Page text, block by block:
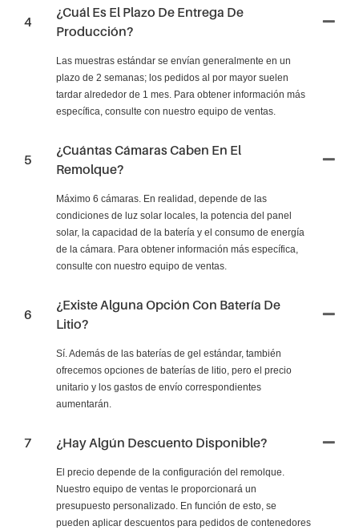
4
¿Cuál Es El Plazo De Entrega De
Producción?
Las muestras estándar se envían generalmente en un
plazo de 2 semanas; los pedidos al por mayor suelen
tardar alrededor de 1 mes. Para obtener información más
específica, consulte con nuestro equipo de ventas.
5
¿Cuántas Cámaras Caben En El
Remolque?
Máximo 6 cámaras. En realidad, depende de las
condiciones de luz solar locales, la potencia del panel
solar, la capacidad de la batería y el consumo de energía
de la cámara. Para obtener información más específica,
consulte con nuestro equipo de ventas.
6
¿Existe Alguna Opción Con Batería De
Litio?
Sí. Además de las baterías de gel estándar, también
ofrecemos opciones de baterías de litio, pero el precio
unitario y los gastos de envío correspondientes
aumentarán.
7 ¿Hay Algún Descuento Disponible?
El precio depende de la configuración del remolque.
Nuestro equipo de ventas le proporcionará un
presupuesto personalizado. En función de esto, se
pueden aplicar descuentos para pedidos de contenedores